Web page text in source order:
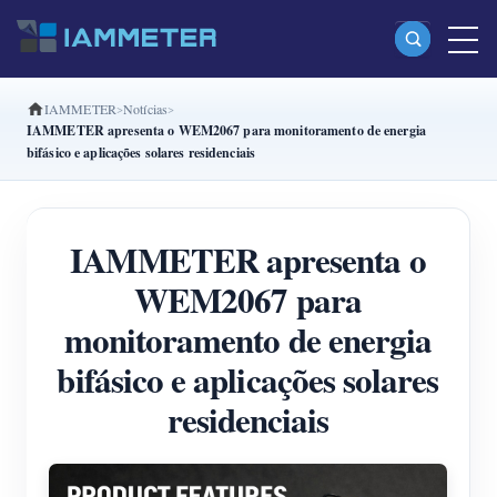
Produtos
Monofásico Medidor de energia Wi-Fi (WEM3080)
Fase dividida Medidor de energia Wi-Fi (WEM2067)
Trifásico Medidor de energia Wi-Fi (WEM3080T)
Trifásico Medidor de energia Wi-Fi (WEM3046T)
Trifásico Medidor de energia Wi-Fi (WEM3050T)
Controlador de potência WiFi
IAMMETER Cloud Pro
Serviço de hospedagem própria
IAMMETER Notícias
IAMMETER apresenta o WEM2067 para monitoramento de energia
bifásico e aplicações solares residenciais
IAMMETER apresenta o
WEM2067 para
monitoramento de energia
bifásico e aplicações solares
residenciais